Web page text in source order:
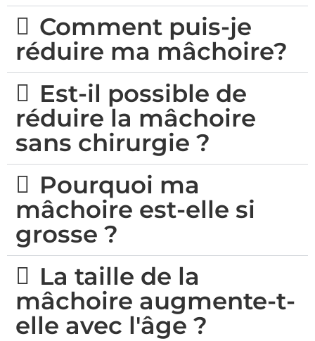
Comment puis-je
réduire ma mâchoire?
Est-il possible de
réduire la mâchoire
sans chirurgie ?
Pourquoi ma
mâchoire est-elle si
grosse ?
La taille de la
mâchoire augmente-t-
elle avec l'âge ?